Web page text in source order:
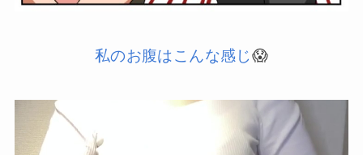
私のお腹はこんな感じ😱